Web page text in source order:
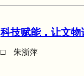
科技赋能，让文物
□ 朱浙萍